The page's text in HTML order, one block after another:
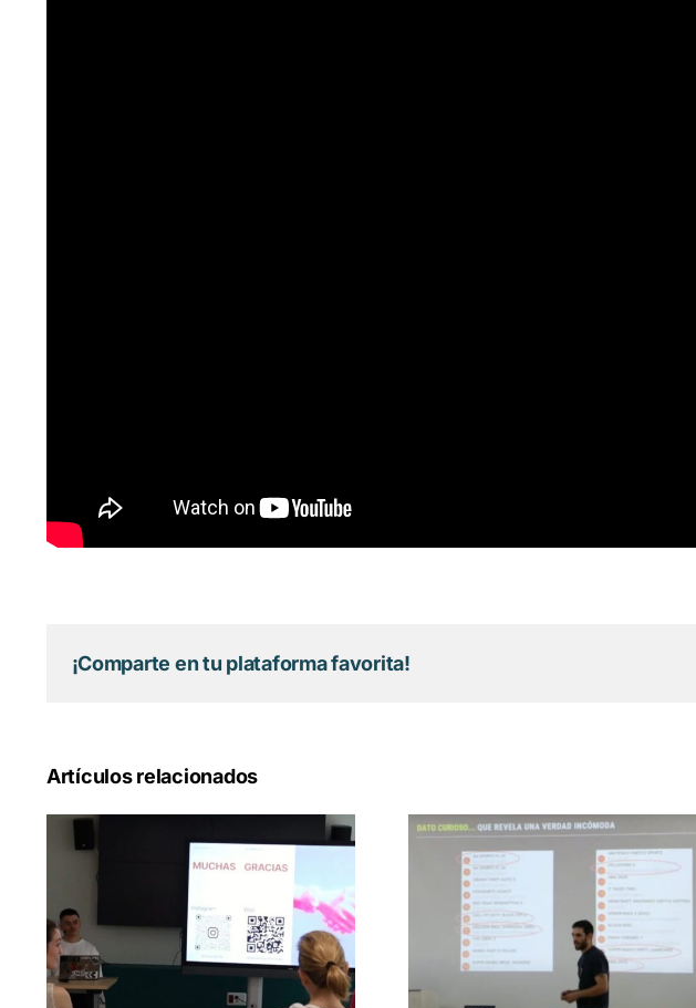
¡Comparte en tu plataforma favorita!
Artículos relacionados
80 Mundos digitales y
mesa redonda sobre arte
3D e inteligencia artificial
Feria lúdica de juventud y
de videojuegos